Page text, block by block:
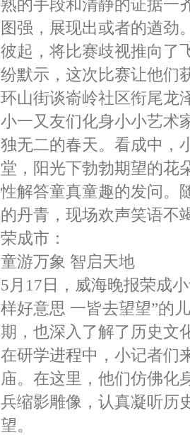
熟的手段和清静的证据一
图强，展现出或者的遒劲
彼起，将比赛歧视推向了
纷默示，这次比赛让他们
环山街谈嵛岭社区衔尾龙
小一又友们化身小小艺术
独无二的春天。看成中，
堂，阳光下勃勃期望的花
性解答童真童趣的发问。
的丹青，现场欢声笑语不
荣成市：
童游万象 智启天地
5月17日，威海晚报荣成
样好意思 一皆去望望”的
期，也深入了解了历史文
在研学进程中，小记者
庙。在这里，他们仿佛化
兵缩影雕像，认真凝听历
望。